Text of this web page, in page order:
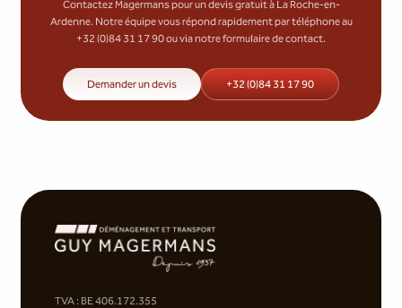
Contactez Magermans pour un devis gratuit à La Roche-en-
Ardenne. Notre équipe vous répond rapidement par téléphone au
+32 (0)84 31 17 90 ou via notre formulaire de contact.
Demander un devis +32 (0)84 31 17 90
TVA : BE 406.172.355